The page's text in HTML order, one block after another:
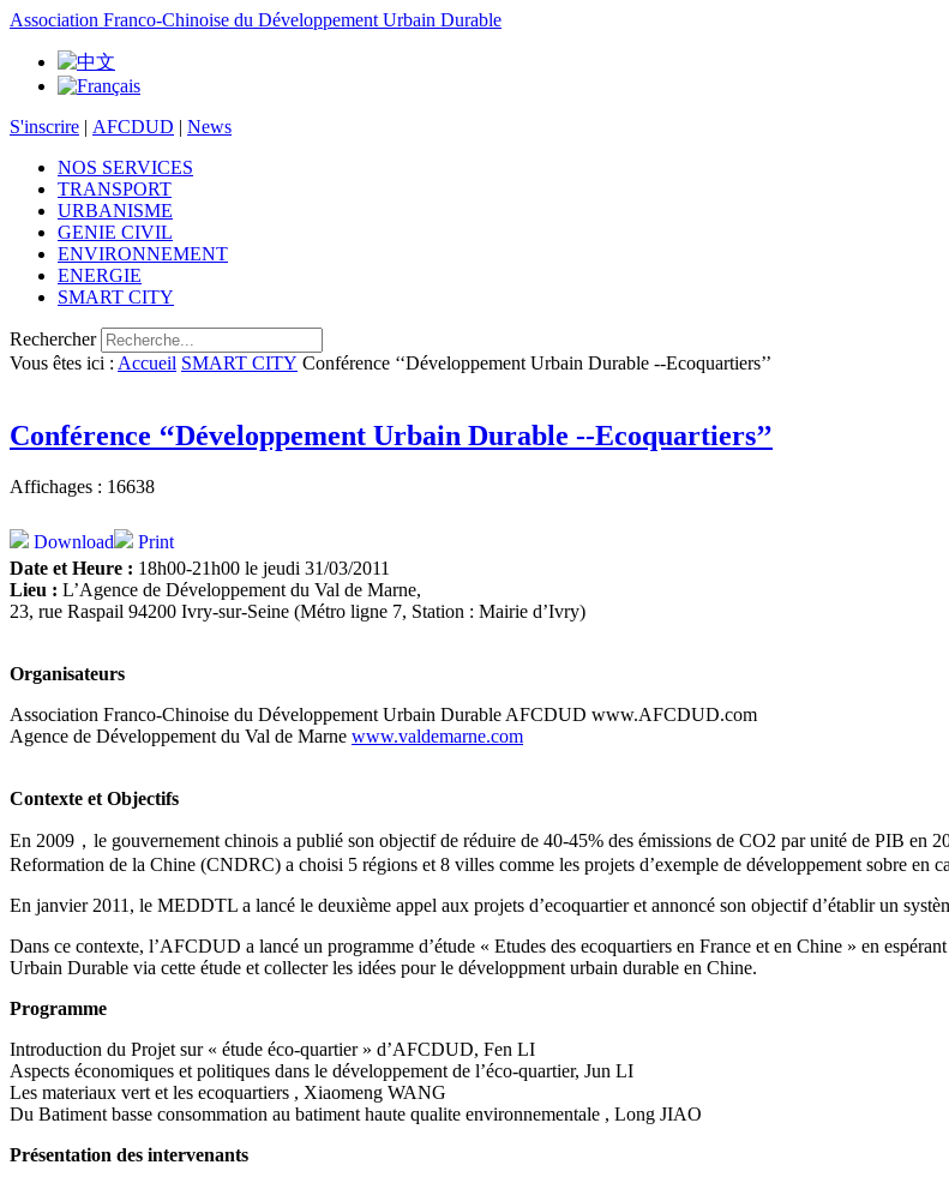
Association Franco-Chinoise du Développement Urbain Durable
S'inscrire | AFCDUD | News
NOS SERVICES
TRANSPORT
URBANISME
GENIE CIVIL
ENVIRONNEMENT
ENERGIE
SMART CITY
Rechercher
Vous êtes ici : Accueil SMART CITY Conférence ‘‘Développement Urbain Durable --Ecoquartiers’’
Conférence ‘‘Développement Urbain Durable --Ecoquartiers’’
Affichages : 16638
Print
Download
Date et Heure : 18h00-21h00 le jeudi 31/03/2011
Lieu : L’Agence de Développement du Val de Marne,
23, rue Raspail 94200 Ivry-sur-Seine (Métro ligne 7, Station : Mairie d’Ivry)
Organisateurs
Association Franco-Chinoise du Développement Urbain Durable AFCDUD www.AFCDUD.com
Agence de Développement du Val de Marne www.valdemarne.com
Contexte et Objectifs
En 2009，le gouvernement chinois a publié son objectif de réduire de 40-45% des émissions de CO2 par unité de PIB
Reformation de la Chine (CNDRC) a choisi 5 régions et 8 villes comme les projets d’exemple de développement sobre en
En janvier 2011, le MEDDTL a lancé le deuxième appel aux projets d’ecoquartier et annoncé son objectif d’établir un
Dans ce contexte, l’AFCDUD a lancé un programme d’étude « Etudes des ecoquartiers en France et en Chine » en
Urbain Durable via cette étude et collecter les idées pour le développment urbain durable en Chine.
Programme
Introduction du Projet sur « étude éco-quartier » d’AFCDUD, Fen LI
Aspects économiques et politiques dans le développement de l’éco-quartier, Jun LI
Les materiaux vert et les ecoquartiers , Xiaomeng WANG
Du Batiment basse consommation au batiment haute qualite environnementale , Long JIAO
Présentation des intervenants